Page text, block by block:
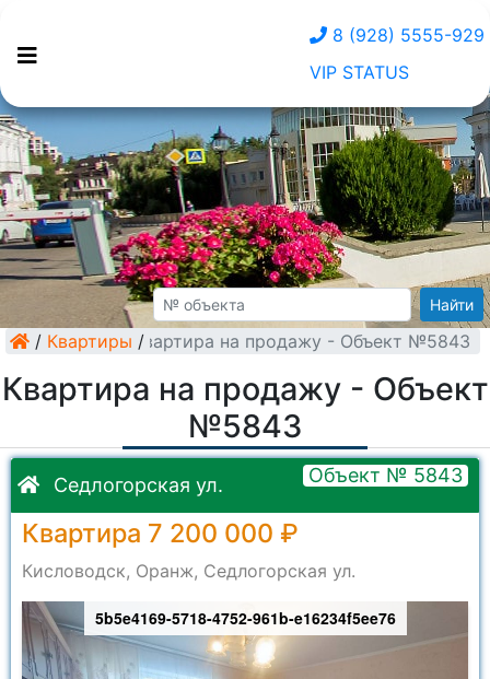
8 (928) 5555-929
VIP STATUS
Найти
/ Квартиры /
Квартира на продажу - Объект №5843
Квартира на продажу - Объект
№5843
Седлогорская ул. Объект № 5843
Квартира 7 200 000 ₽
Кисловодск, Оранж, Седлогорская ул.
5b5e4169-5718-4752-961b-e16234f5ee76